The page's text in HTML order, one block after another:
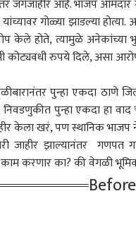
जगजाहीर आहे. भाजप आमदार
गोळ्या झाडल्या
केले होते, त्यामुळे अनेकांच्या
कोट्यवधी रुपये दिले, असा
पुन्हा एकदा ठाणे
पुन्हा एकदा हा
केला खरं, पण स्थानिक
जाहीर झाल्यानंतर
करणार का? की वेगळी
एकनाथ शिंदे अचानक दरे
गावातून मुंबईकडे रवाना,
दौरा आटोपल्याची सूत्रांची
माहिती
निवडणूक आयोगानं केलेली
चूक उजेडात आणली, अनिल
देसाई यांनी सुनावणीत काय